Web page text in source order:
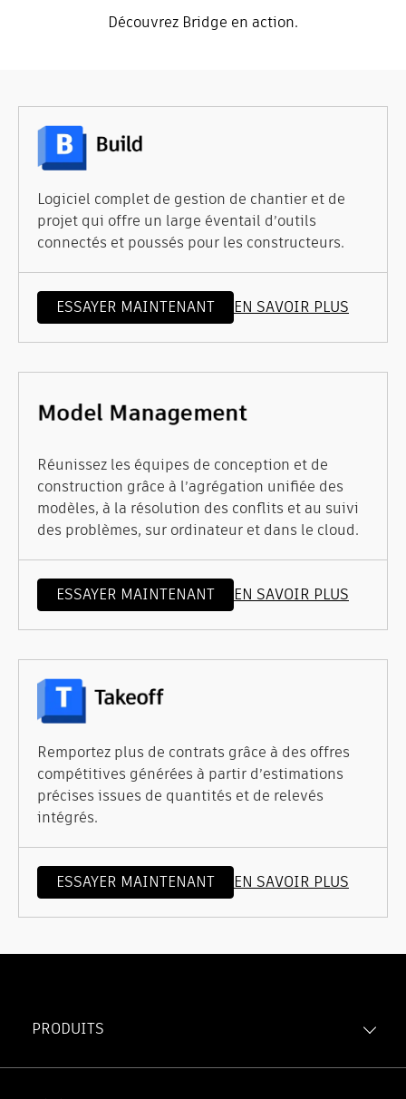
Découvrez Bridge en action.
Logiciel complet de gestion de chantier et de
projet qui offre un large éventail d’outils
connectés et poussés pour les constructeurs.
ESSAYER MAINTENANT EN SAVOIR PLUS
Réunissez les équipes de conception et de
construction grâce à l’agrégation unifiée des
modèles, à la résolution des conflits et au suivi
des problèmes, sur ordinateur et dans le cloud.
ESSAYER MAINTENANT EN SAVOIR PLUS
Remportez plus de contrats grâce à des offres
compétitives générées à partir d’estimations
précises issues de quantités et de relevés
intégrés.
ESSAYER MAINTENANT EN SAVOIR PLUS
PRODUITS
Forma Build